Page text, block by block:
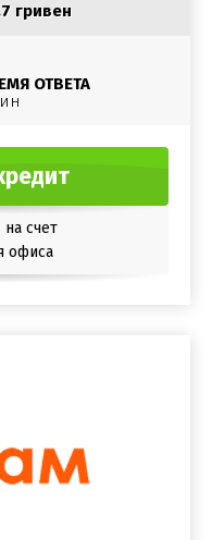
гривен
ОТВЕТА
на счет
офиса